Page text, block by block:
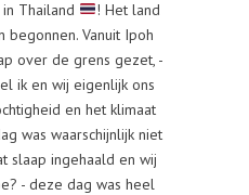
Thailand
! Het land
Vanuit Ipoh
over de grens gezet, -
ik en wij eigenlijk ons
en het klimaat
was waarschijnlijk niet
slaap ingehaald en wij
- deze dag was heel